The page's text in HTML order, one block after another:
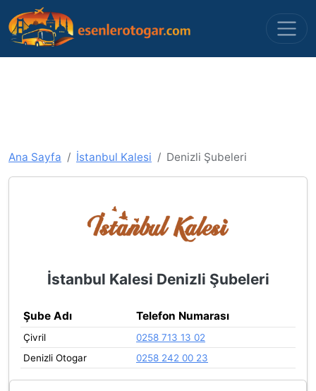
Ana Sayfa İstanbul Kalesi Denizli Şubeleri
İstanbul Kalesi Denizli Şubeleri
Şube Adı Telefon Numarası
Çivril
0258 713 13 02
Denizli Otogar
0258 242 00 23